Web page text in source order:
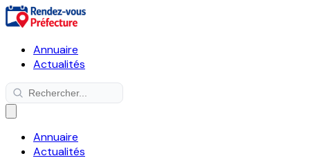
Annuaire
Actualités
Annuaire
Actualités